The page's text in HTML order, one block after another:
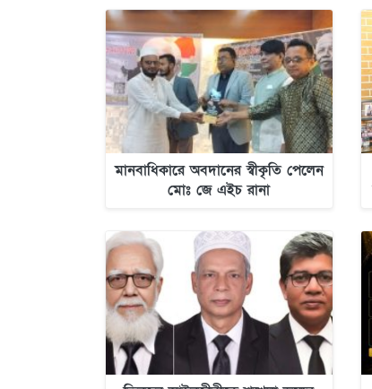
মানবাধিকারে অবদানের স্বীকৃতি পেলেন
মোঃ জে এইচ রানা